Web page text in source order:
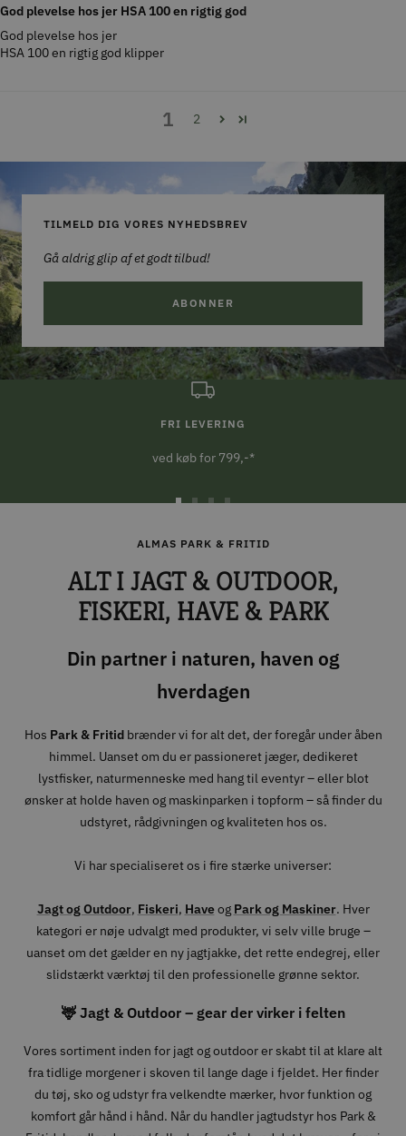
God plevelse hos jer HSA 100 en rigtig god
God plevelse hos jer
HSA 100 en rigtig god klipper
1 2
TILMELD DIG VORES NYHEDSBREV
Gå aldrig glip af et godt tilbud!
ABONNER
FRI LEVERING
ved køb for 799,-*
1
2
4
ALMAS PARK & FRITID
ALT I JAGT & OUTDOOR,
FISKERI, HAVE & PARK
Din partner i naturen, haven og
hverdagen
Hos Park & Fritidbrænder vi for alt det, der foregår under åben
himmel. Uanset om du er passioneret jæger, dedikeret
lystfisker, naturmenneske med hang til eventyr – eller blot
ønsker at holde haven og maskinparken i topform – så finder du
udstyret, rådgivningen og kvaliteten hos os.
Vi har specialiseret os i fire stærke universer:
Jagt og Outdoor, Fiskeri, Haveog Park og Maskiner. Hver
kategori er nøje udvalgt med produkter, vi selv ville bruge –
uanset om det gælder en ny jagtjakke, det rette endegrej, eller
slidstærkt værktøj til den professionelle grønne sektor.
🦌 Jagt & Outdoor – gear der virker i felten
Vores sortiment inden for jagt og outdoor er skabt til at klare alt
fra tidlige morgener i skoven til lange dage i fjeldet. Her finder
du tøj, sko og udstyr fra velkendte mærker, hvor funktion og
komfort går hånd i hånd. Når du handler jagtudstyr hos Park &